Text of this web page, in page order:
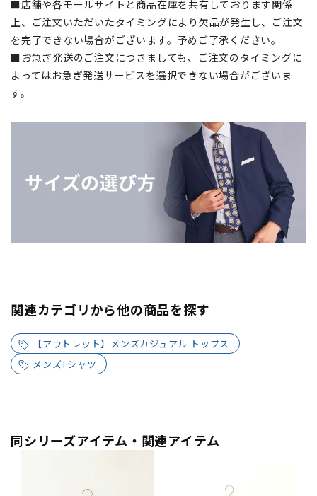
■店舗や各モールサイトと商品在庫を共有しております関係
上、ご注文いただいたタイミングにより欠品が発生し、ご注文
を完了できない場合がございます。予めご了承ください。
■お急ぎ発送のご注文につきましても、ご注文のタイミングに
よってはお急ぎ発送サービスを選択できない場合がございま
す。
関連カテゴリから他の商品を探す
【アウトレット】メンズカジュアル トップス
メンズTシャツ
同シリーズアイテム・関連アイテム